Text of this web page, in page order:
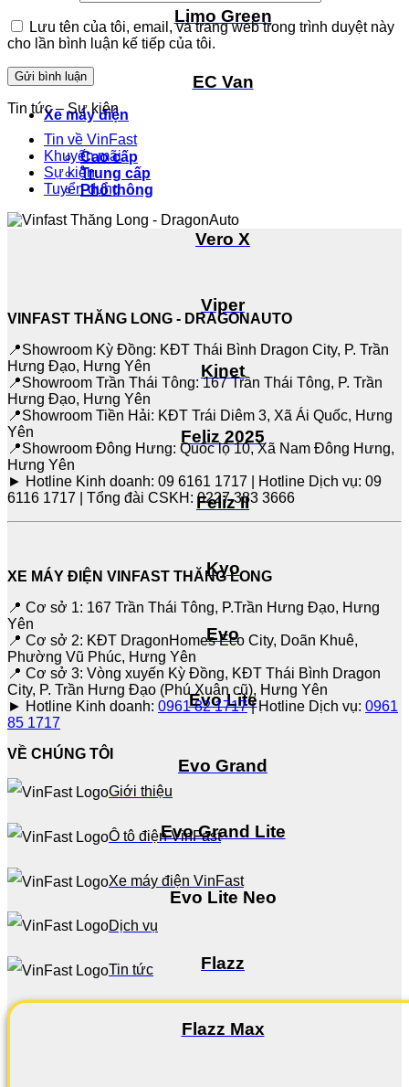
Limo Green
EC Van
Xe máy điện
Cao cấp
Trung cấp
Phổ thông
Vero X
Viper
Kinet
Feliz 2025
Feliz II
Kyo
Evo
Evo Lite
Evo Grand
Evo Grand Lite
Evo Lite Neo
Flazz
Flazz Max
Lưu tên của tôi, email, và trang web trong trình duyệt này
cho lần bình luận kế tiếp của tôi.
Tin tức – Sự kiện
Tin về VinFast
Khuyến mãi
Sự kiện
Tuyển dụng
VINFAST THĂNG LONG - DRAGONAUTO
📍Showroom Kỳ Đồng: KĐT Thái Bình Dragon City, P. Trần
Hưng Đạo, Hưng Yên
📍Showroom Trần Thái Tông: 167 Trần Thái Tông, P. Trần
Hưng Đạo, Hưng Yên
📍Showroom Tiền Hải: KĐT Trái Diêm 3, Xã Ái Quốc, Hưng
Yên
📍Showroom Đông Hưng: Quốc lộ 10, Xã Nam Đông Hưng,
Hưng Yên
► Hotline Kinh doanh: 09 6161 1717 | Hotline Dịch vụ: 09
6116 1717 | Tổng đài CSKH: 0227 383 3666
XE MÁY ĐIỆN VINFAST THĂNG LONG
📍 Cơ sở 1: 167 Trần Thái Tông, P.Trần Hưng Đạo, Hưng
Yên
📍 Cơ sở 2: KĐT DragonHomes Eco City, Doãn Khuê,
Phường Vũ Phúc, Hưng Yên
📍 Cơ sở 3: Vòng xuyến Kỳ Đồng, KĐT Thái Bình Dragon
City, P. Trần Hưng Đạo (Phú Xuân cũ), Hưng Yên
► Hotline Kinh doanh: 0961 82 1717| Hotline Dịch vụ: 0961
85 1717
VỀ CHÚNG TÔI
Giới thiệu
Ô tô điện VinFast
Xe máy điện VinFast
Dịch vụ
Tin tức